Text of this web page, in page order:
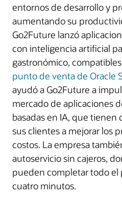
entornos de desarrollo y
aumentando su
Go2Future lanzó
con inteligencia artificial
gastronómico,
punto de venta de Oracle
ayudó a Go2Future a
mercado de aplicaciones
basadas en IA, que tienen
sus clientes a mejorar los
costos. La empresa
autoservicio sin cajeros,
pueden completar todo el
cuatro minutos.